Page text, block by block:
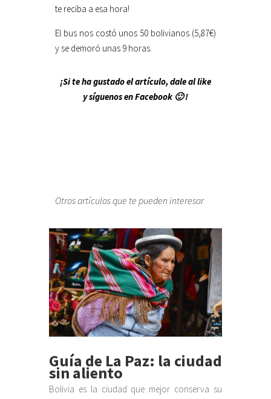
te reciba a esa hora!
El bus nos costó unos 50 bolivianos (5,87€)
y se demoró unas 9 horas.
¡Si te ha gustado el artículo, dale al like
y síguenos en Facebook 🙂 !
Otros artículos que te pueden interesar
Guía de La Paz: la ciudad
sin aliento
Bolivia es la ciudad que mejor conserva su